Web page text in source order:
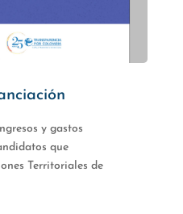
y gastos
que
Territoriales de